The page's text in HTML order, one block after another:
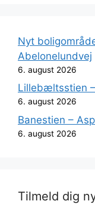
Nyt
Abelonelundvej
6. august 2026
Lillebæltsstien
6. august 2026
Banestien –
6. august 2026
Tilmeld dig